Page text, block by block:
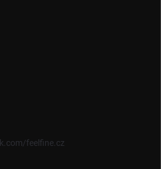
feelfine.cz